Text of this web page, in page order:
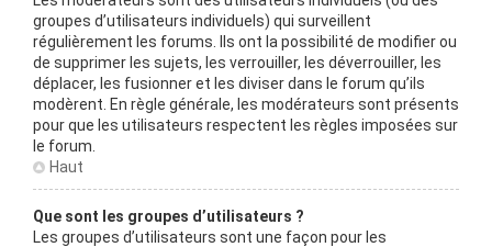
groupes d’utilisateurs individuels) qui surveillent
régulièrement les forums. Ils ont la possibilité de modifier ou
de supprimer les sujets, les verrouiller, les déverrouiller, les
déplacer, les fusionner et les diviser dans le forum qu’ils
modèrent. En règle générale, les modérateurs sont présents
pour que les utilisateurs respectent les règles imposées sur
le forum.
Haut
Que sont les groupes d’utilisateurs ?
Les groupes d’utilisateurs sont une façon pour les